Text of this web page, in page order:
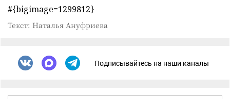
#{bigimage=1299812}
Текст: Наталья Ануфриева
Подписывайтесь на наши каналы